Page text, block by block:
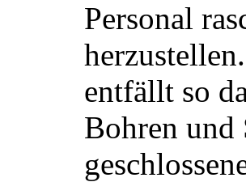
Personal
entfällt so
Bohren und